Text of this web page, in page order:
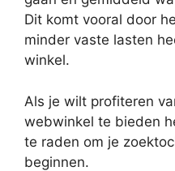
Dit komt vooral door
minder vaste lasten
winkel.
Als je wilt profiteren
webwinkel te bieden
te raden om je
beginnen.